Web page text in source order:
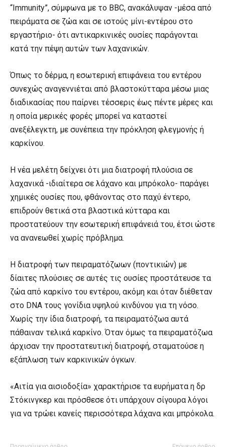
“Immunity”, σύμφωνα με το BBC, ανακάλυψαν -μέσα από
πειράματα σε ζώα και σε ιστούς μίνι-εντέρου στο
εργαστήριο- ότι αντικαρκινικές ουσίες παράγονται
κατά την πέψη αυτών των λαχανικών.
Όπως το δέρμα, η εσωτερική επιφάνεια του εντέρου
συνεχώς αναγεννιέται από βλαστοκύτταρα μέσω μιας
διαδικασίας που παίρνει τέσσερις έως πέντε μέρες και
η οποία μερικές φορές μπορεί να καταστεί
ανεξέλεγκτη, με συνέπεια την πρόκληση φλεγμονής ή
καρκίνου.
Η νέα μελέτη δείχνει ότι μια διατροφή πλούσια σε
λαχανικά -ιδιαίτερα σε λάχανο και μπρόκολο- παράγει
χημικές ουσίες που, φθάνοντας στο παχύ έντερο,
επιδρούν θετικά στα βλαστικά κύτταρα και
προστατεύουν την εσωτερική επιφάνειά του, έτσι ώστε
να ανανεωθεί χωρίς πρόβλημα.
Η διατροφή των πειραματόζωων (ποντικιών) με
δίαιτες πλούσιες σε αυτές τις ουσίες προστάτευσε τα
ζώα από καρκίνο του εντέρου, ακόμη και όταν διέθεταν
στο DNA τους γονίδια υψηλού κινδύνου για τη νόσο.
Χωρίς την ίδια διατροφή, τα πειραματόζωα αυτά
πάθαιναν τελικά καρκίνο. Όταν όμως τα πειραματόζωα
άρχισαν την προστατευτική διατροφή, σταματούσε η
εξάπλωση των καρκινικών όγκων.
«Αιτία για αισιοδοξία» χαρακτήρισε τα ευρήματα η δρ
Στόκινγκερ και πρόσθεσε ότι υπάρχουν σίγουρα λόγοι
για να τρώει κανείς περισσότερα λάχανα και μπρόκολα.